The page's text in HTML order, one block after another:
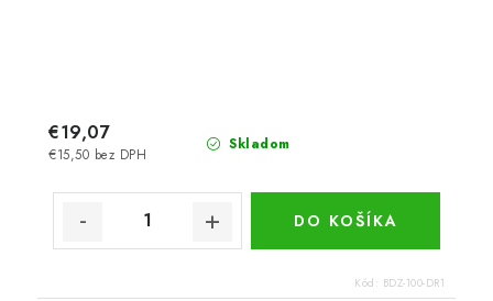
Skladom
€15,50 bez DPH
€19,07
DO KOŠÍKA
Kód: BDZ-100-DR1